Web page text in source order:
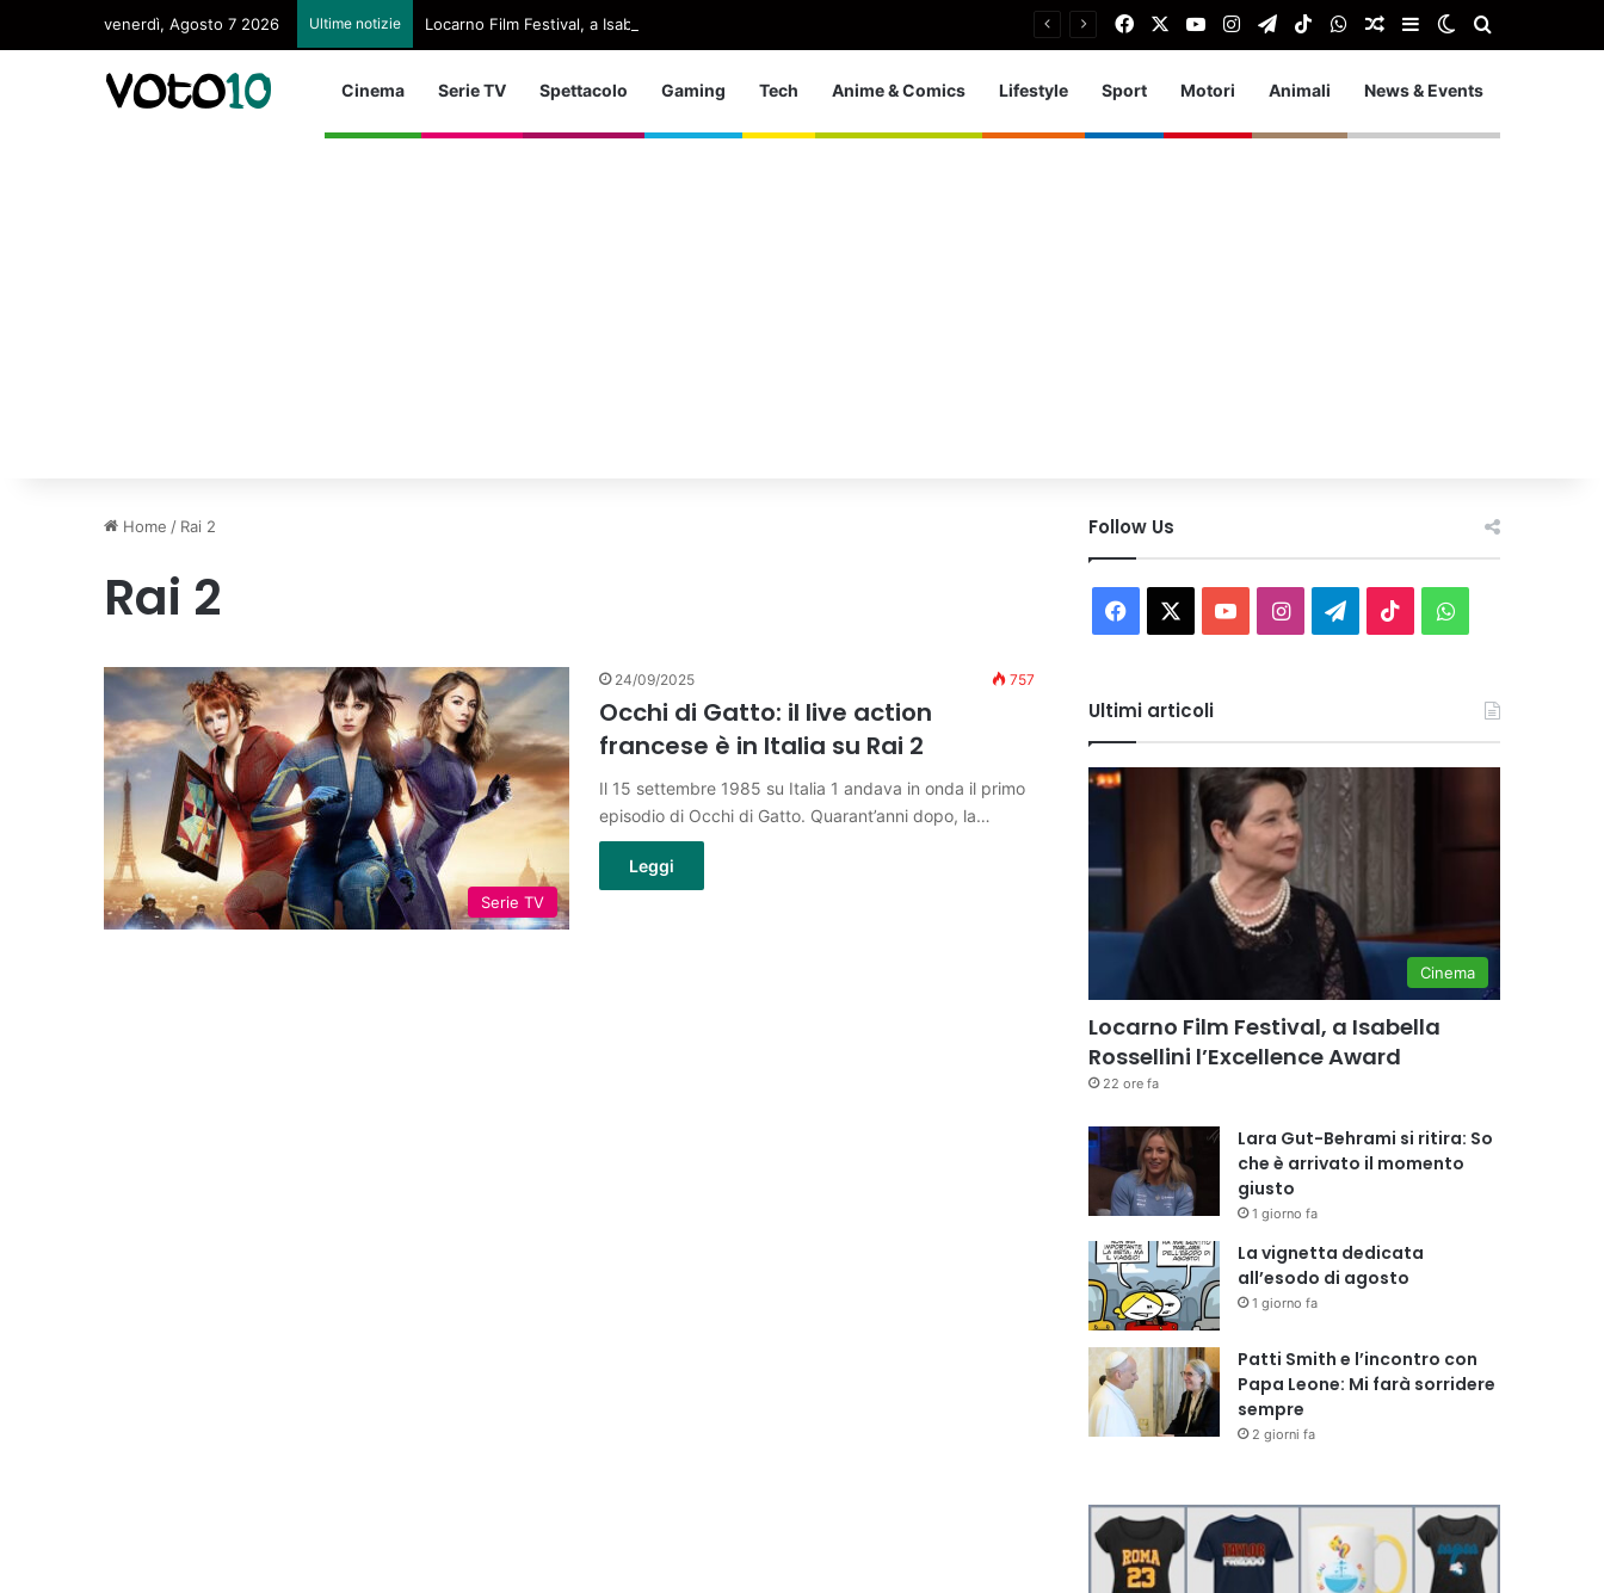
venerdì, Agosto 7 2026 Ultime notizie Locarno Film Festival, a Isabella Rossellini l’Excellence Award FacebookYou TubeInstagram
TelegramTikTokWhatsApp
Articolo Random
Barra laterale
Cambia aspetto
Cinema Serie TV Spettacolo Gaming Tech Anime & Comics Lifestyle Sport Motori Animali News & Events
Home / Rai 2
Rai 2
Serie TV
24/09/2025 757
Occhi di Gatto: il live action
francese è in Italia su Rai 2
Il 15 settembre 1985 su Italia 1 andava in onda il primo
episodio di Occhi di Gatto. Quarant’anni dopo, la…
Leggi
Follow Us
Facebook You InstagramTelegram
TikTokWhatsApp
Ultimi articoli
Cinema
Locarno Film Festival, a Isabella
Rossellini l’Excellence Award
22 ore fa
Lara Gut-Behrami si ritira: So
che è arrivato il momento
giusto
1 giorno fa
La vignetta dedicata
all’esodo di agosto
1 giorno fa
Patti Smith e l’incontro con
Papa Leone: Mi farà sorridere
sempre
2 giorni fa